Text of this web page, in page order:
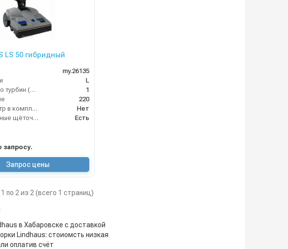
LS 50 гибридный
my.26135
L
Количество турбин (шт)
1
220
HEPA фильтр в комплекте
Нет
Вертикальные щёточные пылесосы
Есть
запросу.
Запрос цены
по 2 из 2 (всего 1 страниц)
в Хабаровске с доставкой
Lindhaus: стоиомсть низкая
оплатив счёт